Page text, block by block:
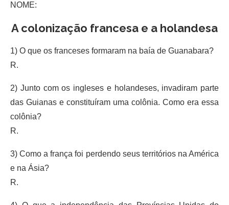
NOME:
A colonização francesa e a holandesa
1) O que os franceses formaram na baía de Guanabara?
R.
2) Junto com os ingleses e holandeses, invadiram parte
das Guianas e constituíram uma colônia. Como era essa
colônia?
R.
3) Como a frança foi perdendo seus territórios na América
e na Ásia?
R.